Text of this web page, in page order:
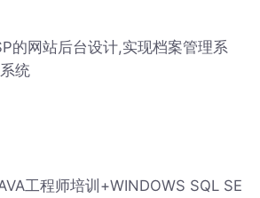
的网站后台设计,实现档案管理系
统
工程师培训+WINDOWS SQL SE